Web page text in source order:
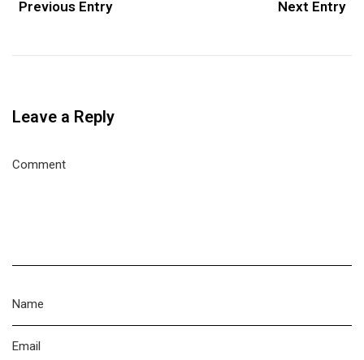
Previous Entry Next Entry
Leave a Reply